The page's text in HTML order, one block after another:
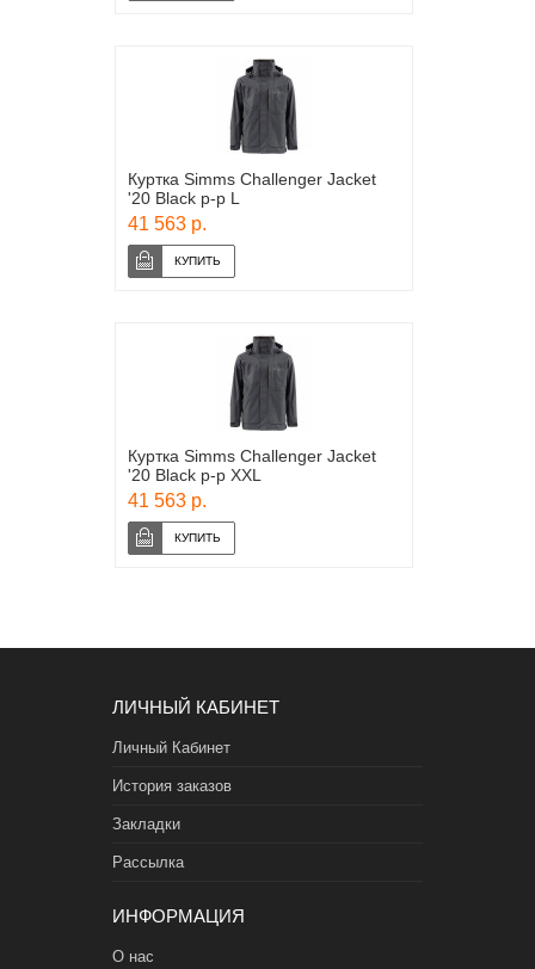
Куртка Simms Challenger Jacket
'20 Black р-р L
41 563 р.
Куртка Simms Challenger Jacket
'20 Black р-р XXL
41 563 р.
ЛИЧНЫЙ КАБИНЕТ
Личный Кабинет
История заказов
Закладки
Рассылка
ИНФОРМАЦИЯ
О нас